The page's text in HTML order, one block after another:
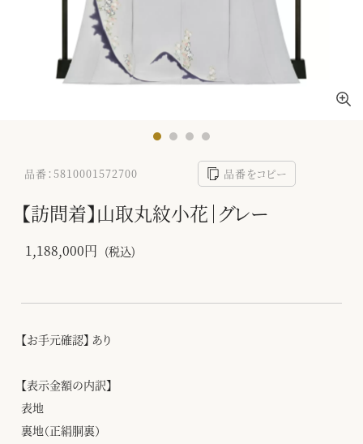
品番：5810001572700 品番をコピー
【訪問着】山取丸紋小花｜グレー
1,188,000円 (税込)
【お手元確認】 あり
【表示金額の内訳】
表地
裏地（正絹胴裏）